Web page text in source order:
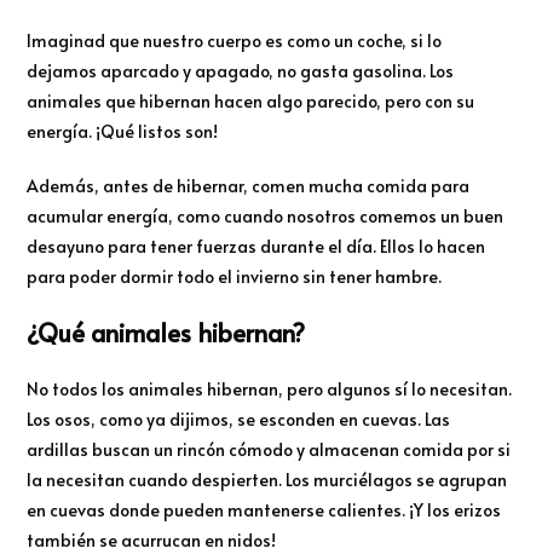
Imaginad que nuestro cuerpo es como un coche, si lo
dejamos aparcado y apagado, no gasta gasolina. Los
animales que hibernan hacen algo parecido, pero con su
energía. ¡Qué listos son!
Además, antes de hibernar, comen mucha comida para
acumular energía, como cuando nosotros comemos un buen
desayuno para tener fuerzas durante el día. Ellos lo hacen
para poder dormir todo el invierno sin tener hambre.
¿Qué animales hibernan?
No todos los animales hibernan, pero algunos sí lo necesitan.
Los osos, como ya dijimos, se esconden en cuevas. Las
ardillas buscan un rincón cómodo y almacenan comida por si
la necesitan cuando despierten. Los murciélagos se agrupan
en cuevas donde pueden mantenerse calientes. ¡Y los erizos
también se acurrucan en nidos!